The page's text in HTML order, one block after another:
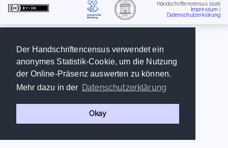
Der Handschriftencensus verwendet ein
anonymes Statistik-Cookie, um die Nutzung
der Online-Präsenz auswerten zu können.
Mehr dazu in der Datenschutzerklärung
Okay
Handschriftencensus 2026
Impressum
Datenschutzerklärung